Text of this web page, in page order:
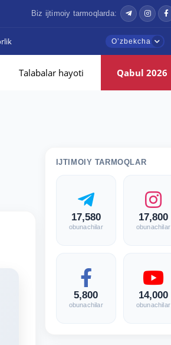
Biz ijtimoiy tarmoqlarda:
Oʼzbekcha
Talabalar hayoti Qabul 2026
IJTIMOIY TARMOQLAR
17,580
obunachilar
17,800
obunachilar
5,800
obunachilar
14,000
obunachilar